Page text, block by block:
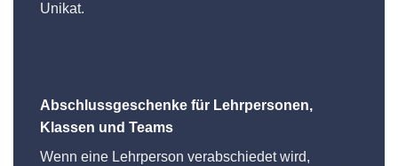
Unikat.
Abschlussgeschenke für Lehrpersonen,
Klassen und Teams
Wenn eine Lehrperson verabschiedet wird,